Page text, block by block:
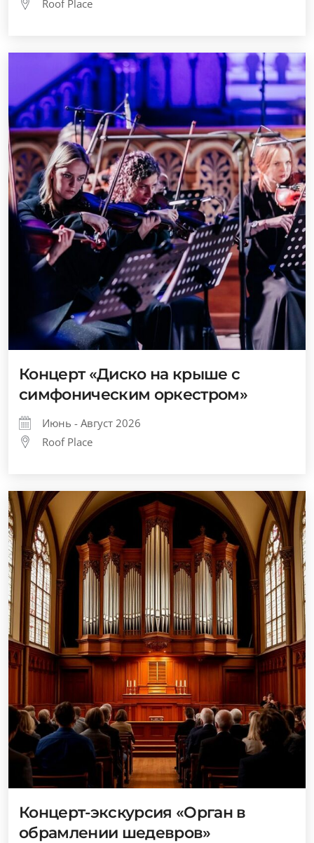
Roof Place
Концерт «Диско на крыше с
симфоническим оркестром»
Июнь - Август 2026
Roof Place
Концерт-экскурсия «Орган в
обрамлении шедевров»